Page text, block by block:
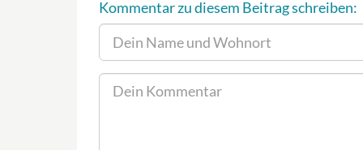
Kommentar zu diesem Beitrag schreiben: